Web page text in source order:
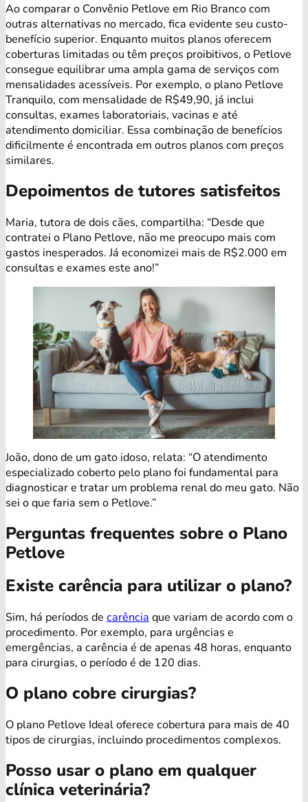
Ao comparar o Convênio Petlove em Rio Branco com
outras alternativas no mercado, fica evidente seu custo-
benefício superior. Enquanto muitos planos oferecem
coberturas limitadas ou têm preços proibitivos, o Petlove
consegue equilibrar uma ampla gama de serviços com
mensalidades acessíveis. Por exemplo, o plano Petlove
Tranquilo, com mensalidade de R$49,90, já inclui
consultas, exames laboratoriais, vacinas e até
atendimento domiciliar. Essa combinação de benefícios
dificilmente é encontrada em outros planos com preços
similares.
Depoimentos de tutores satisfeitos
Maria, tutora de dois cães, compartilha: “Desde que
contratei o Plano Petlove, não me preocupo mais com
gastos inesperados. Já economizei mais de R$2.000 em
consultas e exames este ano!”
João, dono de um gato idoso, relata: “O atendimento
especializado coberto pelo plano foi fundamental para
diagnosticar e tratar um problema renal do meu gato. Não
sei o que faria sem o Petlove.”
Perguntas frequentes sobre o Plano
Petlove
Existe carência para utilizar o plano?
Sim, há períodos de carência que variam de acordo com o
procedimento. Por exemplo, para urgências e
emergências, a carência é de apenas 48 horas, enquanto
para cirurgias, o período é de 120 dias.
O plano cobre cirurgias?
O plano Petlove Ideal oferece cobertura para mais de 40
tipos de cirurgias, incluindo procedimentos complexos.
Posso usar o plano em qualquer
clínica veterinária?